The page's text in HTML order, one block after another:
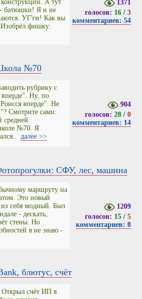
А тут
батюшки! Я и не
УГ'ги! Как вы
Изобрёл фишку:
1371
голосов: 16/ 3
комментариев: 54
№70
рубрику с
вперде". Ну, по
вперде". Не
Смотрите сами:
средней
№70. Я
далее >>
904
голосов: 28/ 0
комментариев: 14
СФУ, лес, машина
маршруту на
Это новый
из себя модный. Был
- дескать,
стены. Но
я не знаю -
1209
голосов: 15/ 5
комментариев: 8
блютус, счёт
Открыл счёт ИП в